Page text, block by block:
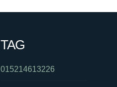
TAG
015214613226